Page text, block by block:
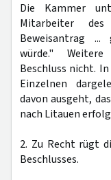
Die Kammer
Mitarbeiter
Beweisantrag ...
würde."
Beschluss nicht.
Einzelnen
davon ausgeht,
nach Litauen
2. Zu Recht rügt
Beschlusses.